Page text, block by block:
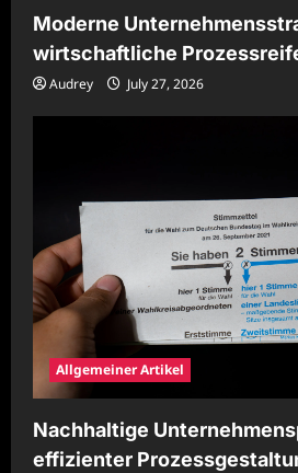
Moderne
wirtschaftliche
Audrey July 27, 2026
Allgemeiner Artikel
Nachhaltige
effizienter